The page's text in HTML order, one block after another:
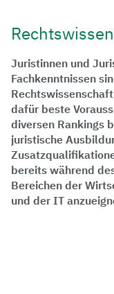
Juristinnen und
Fachkenntnissen
dafür beste
diversen Rankings
juristische
bereits während
Bereichen der
und der IT